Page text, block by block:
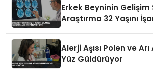
Erkek Beyninin
Araştırma 32 Yaşını
Alerji Aşısı Polen ve
Yüz Güldürüyor